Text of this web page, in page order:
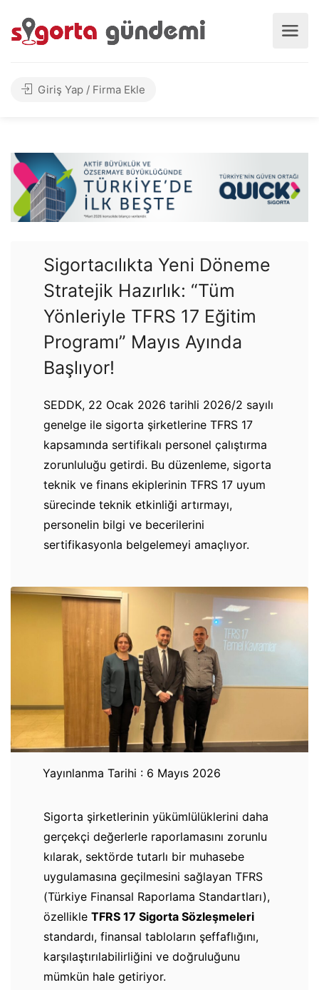
Giriş Yap / Firma Ekle
Sigortacılıkta Yeni Döneme
Stratejik Hazırlık: “Tüm
Yönleriyle TFRS 17 Eğitim
Programı” Mayıs Ayında
Başlıyor!
SEDDK, 22 Ocak 2026 tarihli 2026/2 sayılı
genelge ile sigorta şirketlerine TFRS 17
kapsamında sertifikalı personel çalıştırma
zorunluluğu getirdi. Bu düzenleme, sigorta
teknik ve finans ekiplerinin TFRS 17 uyum
sürecinde teknik etkinliği artırmayı,
personelin bilgi ve becerilerini
sertifikasyonla belgelemeyi amaçlıyor.
Yayınlanma Tarihi : 6 Mayıs 2026
Sigorta şirketlerinin yükümlülüklerini daha
gerçekçi değerlerle raporlamasını zorunlu
kılarak, sektörde tutarlı bir muhasebe
uygulamasına geçilmesini sağlayan TFRS
(Türkiye Finansal Raporlama Standartları),
özellikle TFRS 17 Sigorta Sözleşmeleri
standardı, finansal tabloların şeffaflığını,
karşılaştırılabilirliğini ve doğruluğunu
mümkün hale getiriyor.